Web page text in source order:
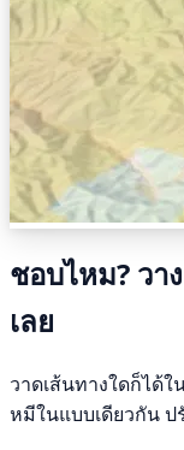
ชอบไหม? วา
เลย
วาดเส้นทางใดก็ได้
หมีในแบบเดียวกัน ป